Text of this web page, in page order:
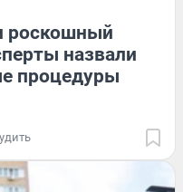
роскошный
назвали
процедуры